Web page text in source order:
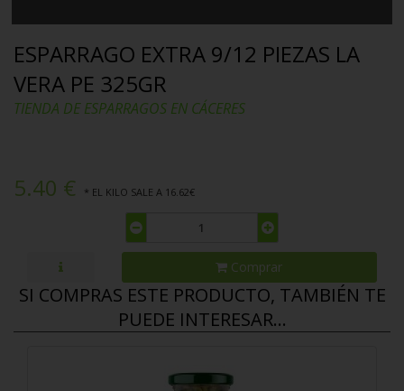
ESPARRAGO EXTRA 9/12 PIEZAS LA
VERA PE 325GR
TIENDA DE ESPARRAGOS EN CÁCERES
5.40 € * EL KILO SALE A 16.62€
Comprar
SI COMPRAS ESTE PRODUCTO, TAMBIÉN TE
PUEDE INTERESAR...